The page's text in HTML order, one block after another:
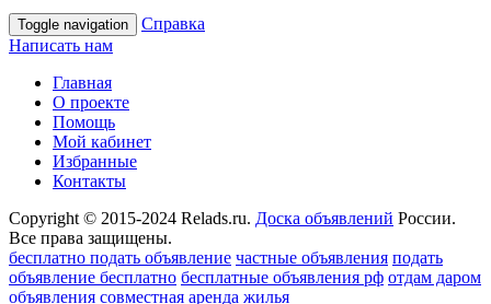
Toggle navigation
Справка
Написать нам
Главная
О проекте
Помощь
Мой кабинет
Избранные
Контакты
Copyright © 2015-2024 Relads.ru. Доска объявлений России.
Все права защищены.
бесплатно подать объявление частные объявления подать
объявление бесплатно бесплатные объявления рф отдам даром
объявления совместная аренда жилья